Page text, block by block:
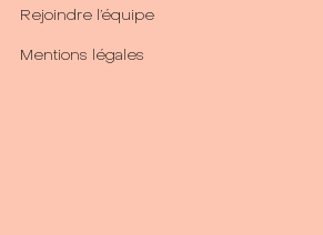
Rejoindre l’équipe
Mentions légales